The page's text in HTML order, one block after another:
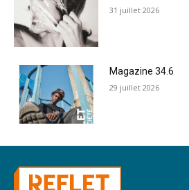
31 juillet 2026
Magazine 34.6
29 juillet 2026